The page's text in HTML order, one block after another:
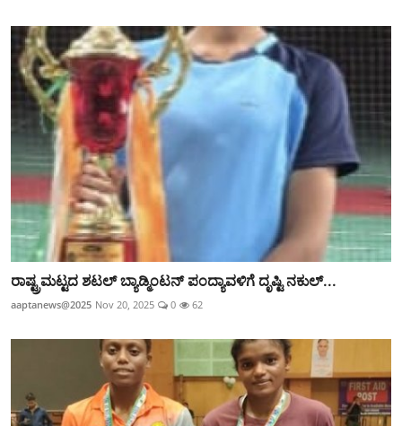
ರಾಷ್ಟ್ರಮಟ್ಟದ ಶಟಲ್ ಬ್ಯಾಡ್ಮಿಂಟನ್ ಪಂದ್ಯಾವಳಿಗೆ ದೃಷ್ಟಿ ನಕುಲ್...
aaptanews@2025 Nov 20, 2025 0 62